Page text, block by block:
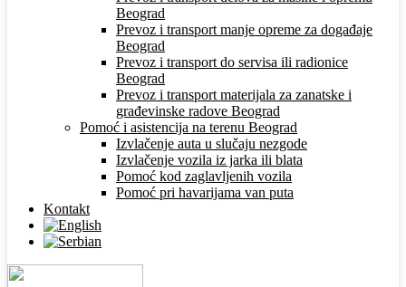
Beograd
Prevoz i transport manje opreme za događaje
Beograd
Prevoz i transport do servisa ili radionice
Beograd
Prevoz i transport materijala za zanatske i
građevinske radove Beograd
Pomoć i asistencija na terenu Beograd
Izvlačenje auta u slučaju nezgode
Izvlačenje vozila iz jarka ili blata
Pomoć kod zaglavljenih vozila
Pomoć pri havarijama van puta
Kontakt